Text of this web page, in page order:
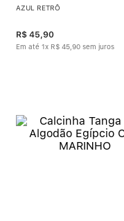
AZUL RETRÔ
R$ 45,90
Em até 1x R$ 45 90 sem juros